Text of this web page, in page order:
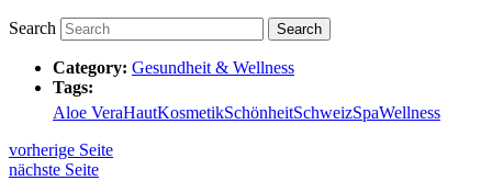
Search
Category: Gesundheit & Wellness
Tags:
Aloe VeraHautKosmetikSchönheitSchweizSpaWellness
vorherige Seite
nächste Seite